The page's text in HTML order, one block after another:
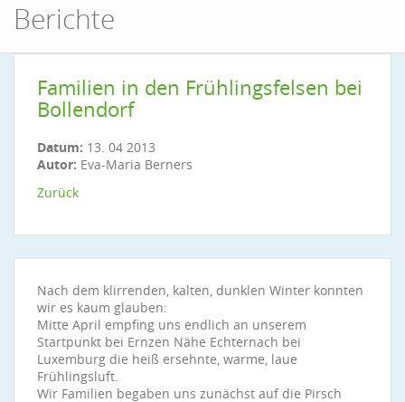
Berichte
Familien in den Frühlingsfelsen bei
Bollendorf
Datum: 13. 04 2013
Autor: Eva-Maria Berners
Zurück
Nach dem klirrenden, kalten, dunklen Winter konnten
wir es kaum glauben:
Mitte April empfing uns endlich an unserem
Startpunkt bei Ernzen Nähe Echternach bei
Luxemburg die heiß ersehnte, warme, laue
Frühlingsluft.
Wir Familien begaben uns zunächst auf die Pirsch